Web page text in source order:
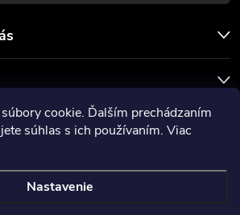
cookie. Ďalším prechádzaním
súhlas s ich používaním. Viac
Nastavenie
platby